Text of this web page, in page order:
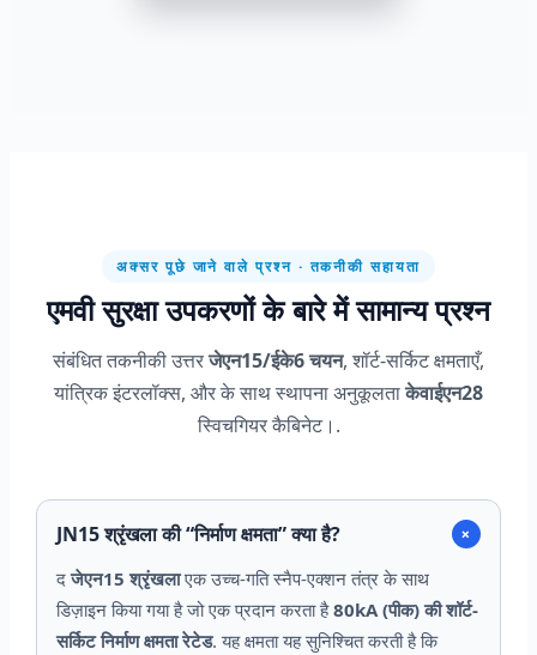
अक्सर पूछे जाने वाले प्रश्न · तकनीकी सहायता
एमवी सुरक्षा उपकरणों के बारे में सामान्य प्रश्न
संबंधित तकनीकी उत्तरजेएन15/ईके6 चयन, शॉर्ट-सर्किट क्षमताएँ,
यांत्रिक इंटरलॉक्स, और के साथ स्थापना अनुकूलताकेवाईएन28
स्विचगियर कैबिनेट।.
JN15 श्रृंखला की “निर्माण क्षमता” क्या है? +
दजेएन15 श्रृंखलाएक उच्च-गति स्नैप-एक्शन तंत्र के साथ
डिज़ाइन किया गया है जो एक प्रदान करता है80kA (पीक) की शॉर्ट-
सर्किट निर्माण क्षमता रेटेड. यह क्षमता यह सुनिश्चित करती है कि